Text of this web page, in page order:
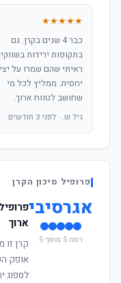
★★★★★
כבר 4 שנים בקרן. גם
בתקופות ירידות
ראיתי שהם שמרו על
יחסית. ממליץ לכל מי
שחושב לטווח ארוך.
גיל ש. · לפני 3 חודשים
פרופיל סיכון הקרן
אגרסיבי
רמה 5 מתוך 5
ארוך
קרן
לספוג